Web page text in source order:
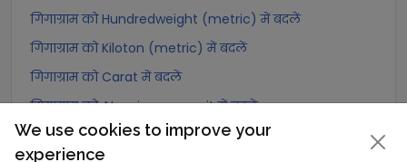
गिगाग्राम को Hundredweight (metric) में बदलें
गिगाग्राम को Kiloton (metric) में बदलें
गिगाग्राम को Carat में बदलें
गिगाग्राम को Atomic mass unit में बदलें
गिगाग्राम को Gamma में बदलें
We use cookies to improve your
experience